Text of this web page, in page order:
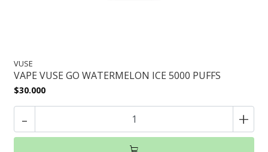
VUSE
VAPE VUSE GO WATERMELON ICE 5000 PUFFS
$30.000
- +